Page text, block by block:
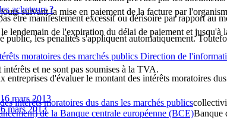
suivant la mise en paiement de la facture par
lendemain de l'expiration du délai de paiement et jusqu'à
entreprises d'évaluer le montant des intérêts moratoires
mars 2013
mars 2013
être manifestement excessif ou dérisoire par rapport au
public, les pénalités s'appliquent automatiquement.
et ne sont pas soumises à la TVA.
acheteurs ?
moratoires des marchés publics Direction de
intérêts moratoires dus dans les marchés publics
de la Banque centrale européenne (BCE)Banque